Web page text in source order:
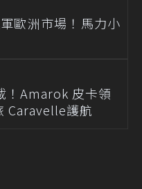
歐洲市場！馬力小
！Amarok 皮卡領
Caravelle護航